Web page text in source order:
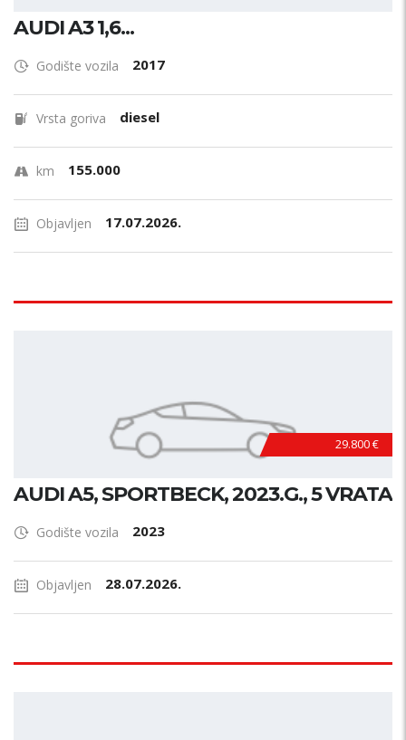
AUDI A3 1,6...
Godište vozila 2017
Vrsta goriva diesel
km 155.000
Objavljen 17.07.2026.
29.800 €
AUDI A5, SPORTBECK, 2023.G., 5 VRATA
Godište vozila 2023
Objavljen 28.07.2026.